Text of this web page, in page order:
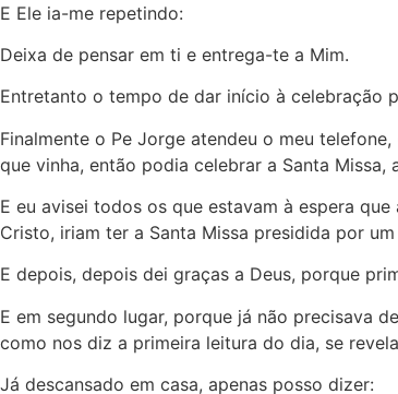
E Ele ia-me repetindo:
Deixa de pensar em ti e entrega-te a Mim.
Entretanto o tempo de dar início à celebração
Finalmente o Pe Jorge atendeu o meu
que vinha, então podia celebrar a Santa
E eu avisei todos os que estavam à espera
Cristo, iriam ter a Santa Missa presidida por
E depois, depois dei graças a Deus, porque
E em segundo lugar, porque já não precisava
como nos diz a primeira leitura do dia, se
Já descansado em casa, apenas posso dizer: